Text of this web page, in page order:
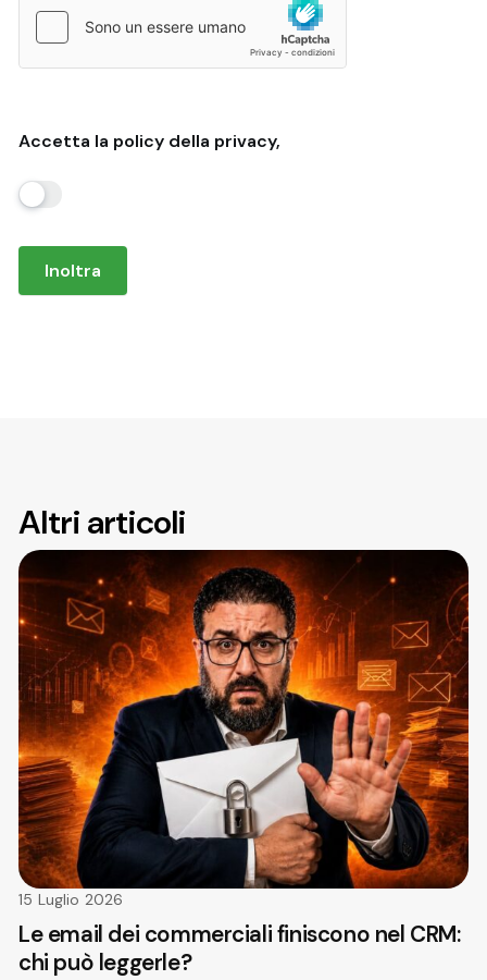
Accetta la policy della privacy,
Inoltra
Altri articoli
Le email dei commerciali finiscono nel CRM:
chi può leggerle?
15 Luglio 2026